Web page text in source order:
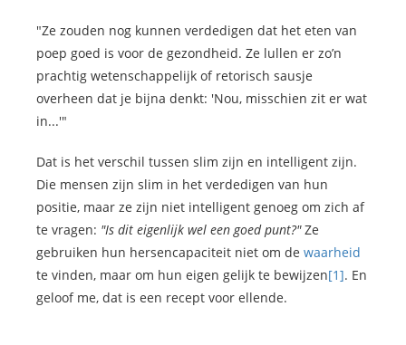
"Ze zouden nog kunnen verdedigen dat het eten van
poep goed is voor de gezondheid. Ze lullen er zo’n
prachtig wetenschappelijk of retorisch sausje
overheen dat je bijna denkt: 'Nou, misschien zit er wat
in...'"
Dat is het verschil tussen slim zijn en intelligent zijn.
Die mensen zijn slim in het verdedigen van hun
positie, maar ze zijn niet intelligent genoeg om zich af
te vragen: "Is dit eigenlijk wel een goed punt?"Ze
gebruiken hun hersencapaciteit niet om de waarheid
te vinden, maar om hun eigen gelijk te bewijzen[1]. En
geloof me, dat is een recept voor ellende.